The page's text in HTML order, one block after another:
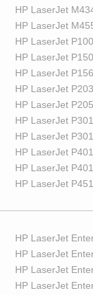
HP LaserJet
HP LaserJet
HP LaserJet
HP LaserJet
HP LaserJet
HP LaserJet
HP LaserJet
HP LaserJet
HP LaserJet
HP LaserJet
HP LaserJet
HP LaserJet
HP LaserJet
HP LaserJet
HP LaserJet
HP LaserJet